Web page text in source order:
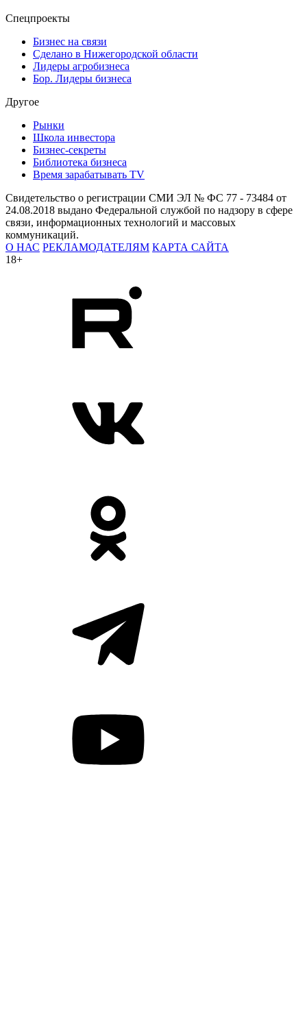
Спецпроекты
Бизнес на связи
Сделано в Нижегородской области
Лидеры агробизнеса
Бор. Лидеры бизнеса
Другое
Рынки
Школа инвестора
Бизнес-секреты
Библиотека бизнеса
Время зарабатывать TV
Свидетельство о регистрации СМИ ЭЛ № ФС 77 - 73484 от
24.08.2018 выдано Федеральной службой по надзору в сфере
связи, информационных технологий и массовых
коммуникаций.
О НАС РЕКЛАМОДАТЕЛЯМ КАРТА САЙТА
18+